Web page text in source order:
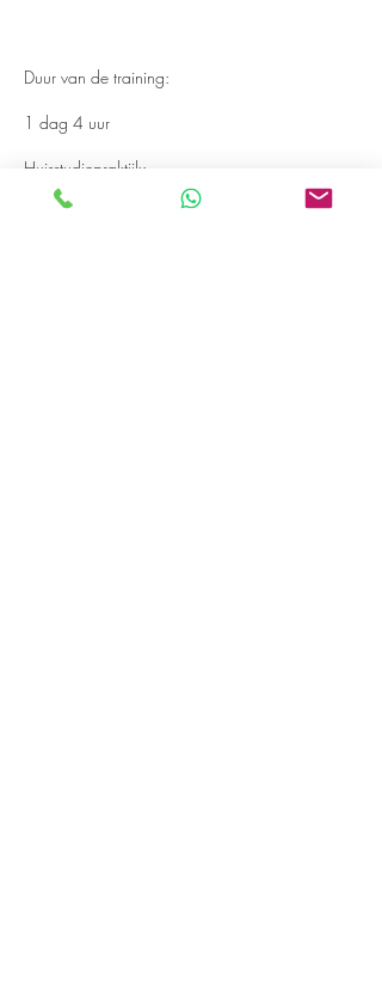
Duur van de training:
1 dag 4 uur
Huisstudiepraktijk:
Ongeveer 4 uur